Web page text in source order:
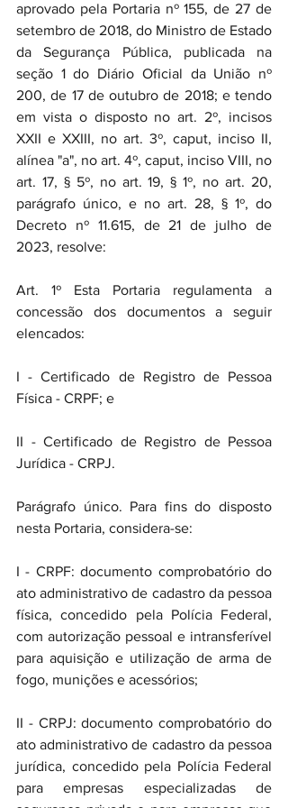
aprovado pela Portaria nº 155, de 27 de
setembro de 2018, do Ministro de Estado
da Segurança Pública, publicada na
seção 1 do Diário Oficial da União nº
200, de 17 de outubro de 2018; e tendo
em vista o disposto no art. 2º, incisos
XXII e XXIII, no art. 3º, caput, inciso II,
alínea "a", no art. 4º, caput, inciso VIII, no
art. 17, § 5º, no art. 19, § 1º, no art. 20,
parágrafo único, e no art. 28, § 1º, do
Decreto nº 11.615, de 21 de julho de
2023, resolve:
Art. 1º Esta Portaria regulamenta a
concessão dos documentos a seguir
elencados:
I - Certificado de Registro de Pessoa
Física - CRPF; e
II - Certificado de Registro de Pessoa
Jurídica - CRPJ.
Parágrafo único. Para fins do disposto
nesta Portaria, considera-se:
I - CRPF: documento comprobatório do
ato administrativo de cadastro da pessoa
física, concedido pela Polícia Federal,
com autorização pessoal e intransferível
para aquisição e utilização de arma de
fogo, munições e acessórios;
II - CRPJ: documento comprobatório do
ato administrativo de cadastro da pessoa
jurídica, concedido pela Polícia Federal
para empresas especializadas de